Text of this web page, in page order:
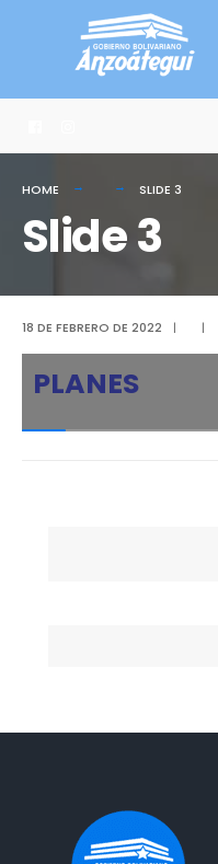
HOME SLIDE 3
Slide 3
18 DE FEBRERO DE 2022 | |
PLANES